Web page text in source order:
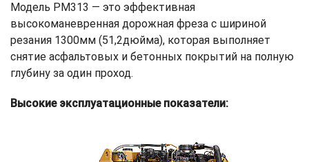
Модель PM313 — это эффективная
высокоманевренная дорожная фреза с шириной
резания 1300мм (51,2дюйма), которая выполняет
снятие асфальтовых и бетонных покрытий на полную
глубину за один проход.
Высокие эксплуатационные показатели: